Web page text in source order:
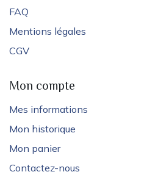
FAQ
Mentions légales
CGV
Mon compte
Mes informations
Mon historique
Mon panier
Contactez-nous